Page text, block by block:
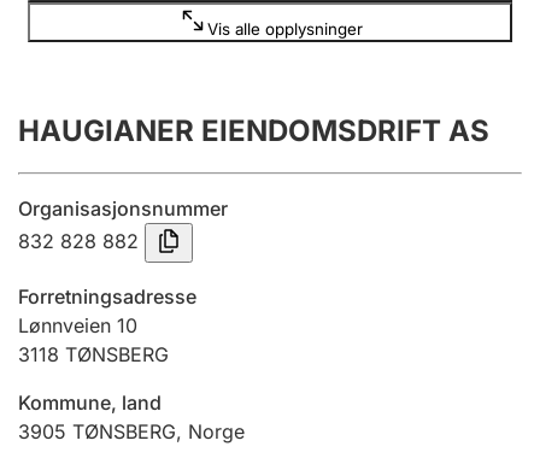
Årsregnskap
Innsending og forsinkelsesgebyr
Jeger
Vis alle opplysninger
HAUGIANER EIENDOMSDRIFT AS
Organisasjonsnummer
832 828 882
Forretningsadresse
Lønnveien 10
3118 TØNSBERG
Kommune, land
3905 TØNSBERG, Norge